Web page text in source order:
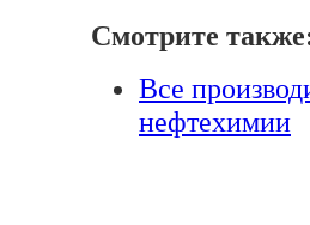
Смотрите
Все
нефтехимии